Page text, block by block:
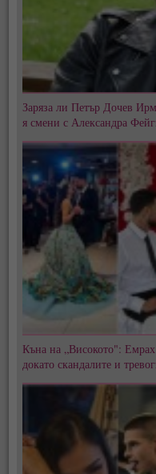
Заряза ли Петър Дочев
я смени с Александра
Къна на „Високото":
докато скандалите и